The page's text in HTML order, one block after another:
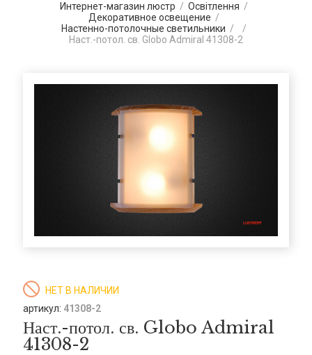
Интернет-магазин люстр / Освітлення /
Декоративное освещение /
Настенно-потолочные светильники /
/
Наст.-потол. св. Globo Admiral 41308-2
НЕТ В НАЛИЧИИ
артикул: 41308-2
Наст.-потол. св. Globo Admiral
41308-2